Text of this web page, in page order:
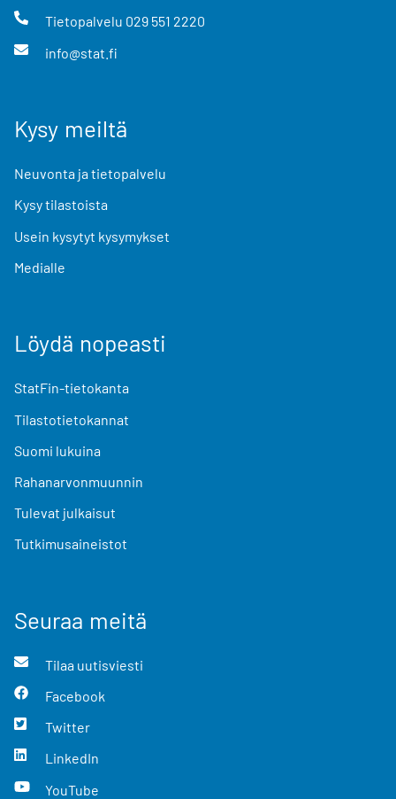
Tietopalvelu 029 551 2220
info@stat.fi
Kysy meiltä
Neuvonta ja tietopalvelu
Kysy tilastoista
Usein kysytyt kysymykset
Medialle
Löydä nopeasti
StatFin-tietokanta
Tilastotietokannat
Suomi lukuina
Rahanarvonmuunnin
Tulevat julkaisut
Tutkimusaineistot
Seuraa meitä
Tilaa uutisviesti
Facebook
Twitter
LinkedIn
YouTube